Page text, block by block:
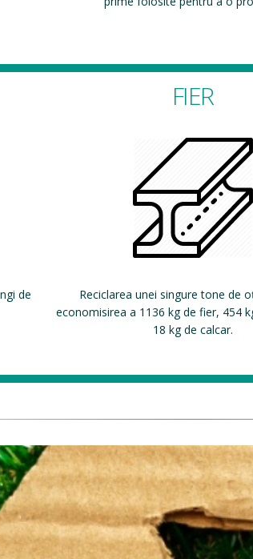
de
FIER
Reciclarea unei singure tone de
economisirea a 1136 kg de fier, 454
18 kg de calcar.